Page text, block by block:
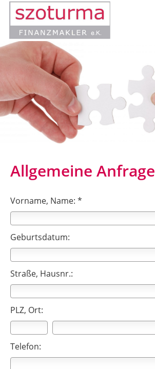
Allgemeine Anfrage
Vorname, Name: *
Geburtsdatum:
Straße, Hausnr.:
PLZ, Ort:
Telefon: